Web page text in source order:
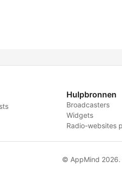
Hulpbronnen
Broadcasters
Widgets
Radio-websites
© AppMind 2026.